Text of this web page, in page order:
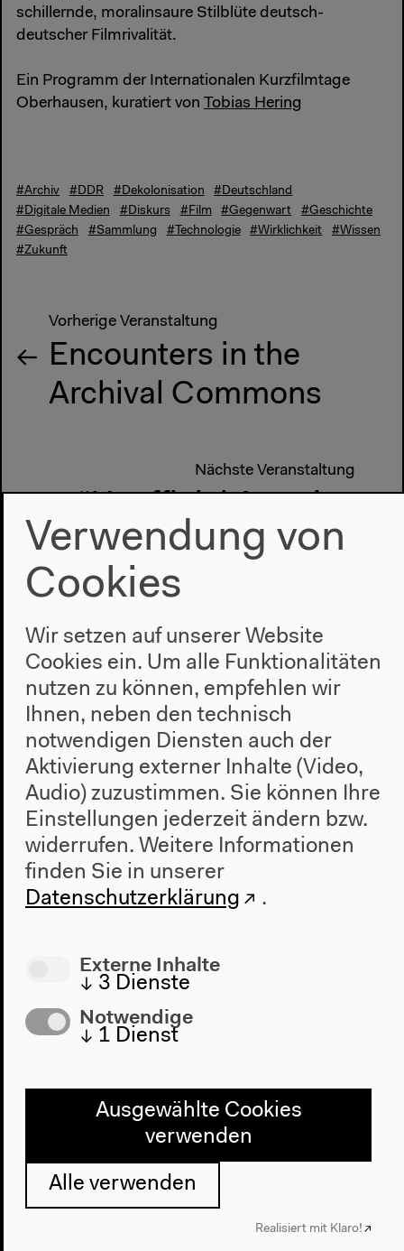
schillernde, moralinsaure Stilblüte deutsch-
deutscher Filmrivalität.
Ein Programm der Internationalen Kurzfilmtage
Oberhausen, kuratiert von Tobias Hering
#Archiv #DDR #Dekolonisation
#Deutschland
#Digitale Medien
#Diskurs #Film #Gegenwart
#Geschichte
#Gespräch
#Sammlung #Technologie #Wirklichkeit
#Wissen
#Zukunft
Vorherige Veranstaltung
Encounters in the
Archival Commons
Nächste Veranstaltung
Goes to the
Conference”: A
Missed Seminar on
Eslanda Robeson
Das Neue Alphabet
Das Anthropozän am HKW
Haus
Verwendung von
Cookies
Wir setzen auf unserer Website
Cookies ein. Um alle Funktionalitäten
nutzen zu können, empfehlen wir
Ihnen, neben den technisch
notwendigen Diensten auch der
Aktivierung externer Inhalte (Video,
Audio) zuzustimmen. Sie können Ihre
Einstellungen jederzeit ändern bzw.
widerrufen. Weitere Informationen
finden Sie in unserer
Datenschutzerklärung
.
Externe Inhalte
↓ 3 Dienste
Notwendige
↓ 1 Dienst
Ausgewählte Cookies
verwenden
Alle verwenden
Realisiert mit Klaro!